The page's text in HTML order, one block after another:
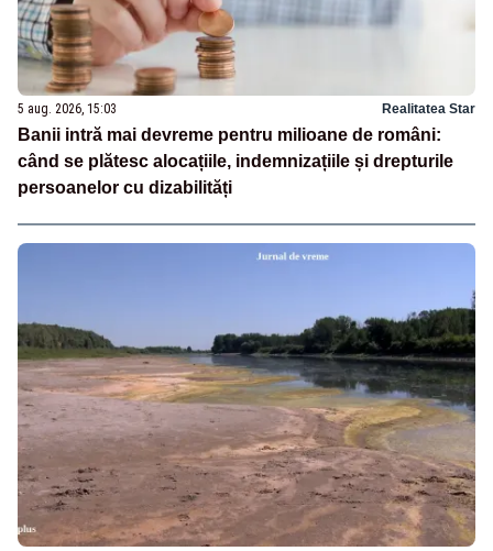
5 aug. 2026, 15:03 Realitatea Star
Banii intră mai devreme pentru milioane de români:
când se plătesc alocațiile, indemnizațiile și drepturile
persoanelor cu dizabilități